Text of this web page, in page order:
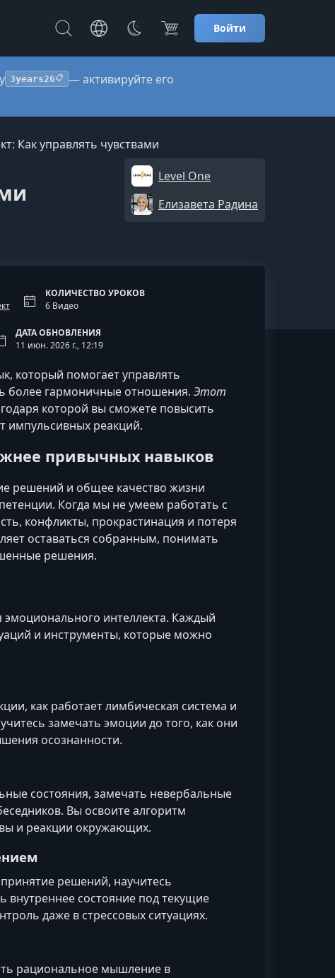
Войти
3years26📋 — активируйте его
Как управлять чувствами
Level One
Елизавета Радина
КОЛИЧЕСТВО УРОКОВ
6 Видео
ДАТА ОБНОВЛЕНИЯ
11 июн. 2026 г., 12:19
который помогает управлять
более гармоничные отношения. Этот
которой вы сможете повысить
импульсивных реакций.
привычных навыков
решений и общее качество жизни
Когда мы не умеем работать с
конфликты, прокрастинация и потеря
оставаться собранным, понимать
решения.
интеллекта. Каждый
и инструменты, которые можно
как работает лимбическая система и
замечать эмоции до того, как они
осознанности.
состояния, замечать невербальные
Вы освоите алгоритм
и реакции окружающих.
решений, научитесь
внутреннее состояние под текущие
даже в стрессовых ситуациях.
рациональное мышление в